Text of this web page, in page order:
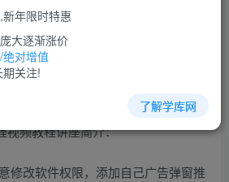
立即购买
未登录！建议登陆后购买，可保存购买订单
视频教程讲座简介：
修改软件权限，添加自己广告弹窗推
年限时特惠
大逐渐涨价
对增值
关注!
了解学库网